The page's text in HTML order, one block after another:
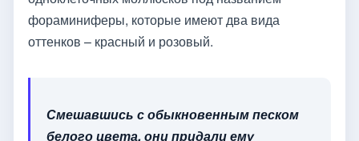
фораминиферы, которые имеют два вида
оттенков – красный и розовый.
Смешавшись с обыкновенным песком
белого цвета, они придали ему